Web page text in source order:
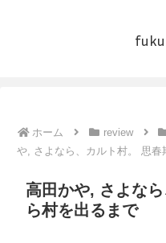
ホーム review
や, さよなら、カルト村。 思春
高田かや, さよな
ら村を出るまで